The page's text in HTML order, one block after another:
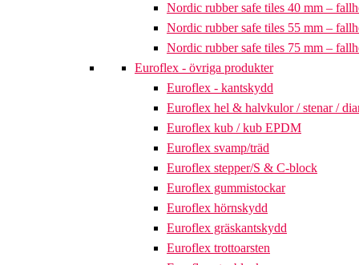
Nordic rubber safe tiles 40 mm –
Nordic rubber safe tiles 55 mm –
Nordic rubber safe tiles 75 mm –
Euroflex - övriga produkter
Euroflex - kantskydd
Euroflex hel & halvkulor / stenar /
Euroflex kub / kub EPDM
Euroflex svamp/träd
Euroflex stepper/S & C-block
Euroflex gummistockar
Euroflex hörnskydd
Euroflex gräskantskydd
Euroflex trottoarsten